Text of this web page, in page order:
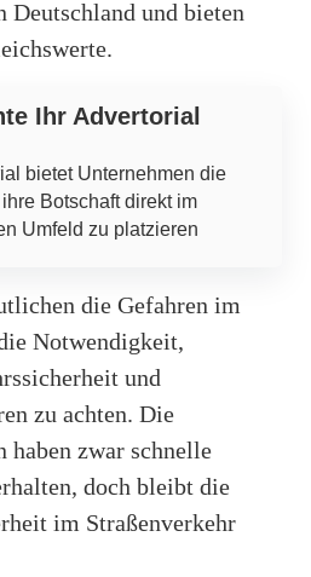
Deutschland und bieten
Ihr Advertorial
bietet Unternehmen die
Botschaft direkt im
Umfeld zu platzieren
die Gefahren im
Notwendigkeit,
und
zu achten. Die
haben zwar schnelle
doch bleibt die
im Straßenverkehr